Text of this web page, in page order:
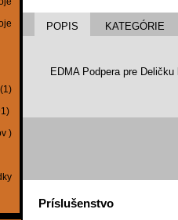
)
POPIS KATEGÓRIE
EDMA Podpera pre
Príslušenstvo